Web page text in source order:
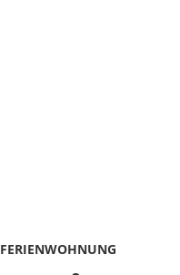
FERIENWOHNUNG